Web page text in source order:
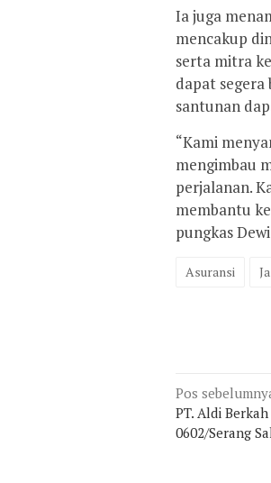
Ia juga
mencakup
serta mitra
dapat
santunan
“Kami
mengimbau
perjalanan.
membantu
pungkas
Asuransi
pos
Pos
PT. Aldi
0602/Serang